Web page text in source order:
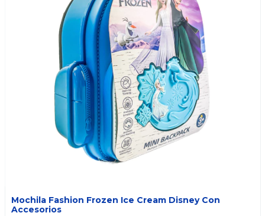
Mochila Fashion Frozen Ice Cream Disney Con
Accesorios